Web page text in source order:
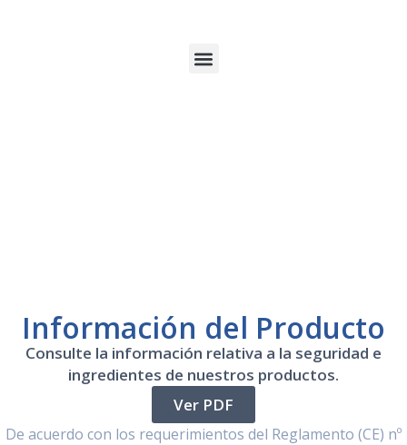
Información del Producto
Consulte la información relativa a la seguridad e
ingredientes de nuestros productos.
Ver PDF
De acuerdo con los requerimientos del Reglamento (CE) nº